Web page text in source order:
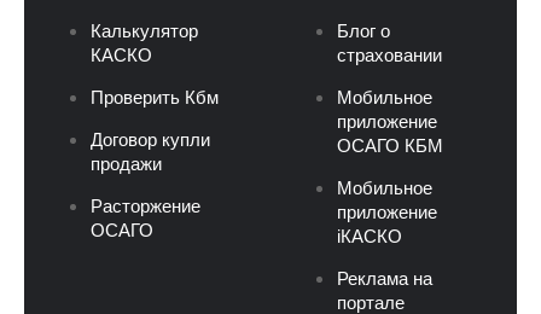
Калькулятор
КАСКО
Проверить Кбм
Договор купли
продажи
Расторжение
ОСАГО
Блог о
страховании
Мобильное
приложение
ОСАГО КБМ
Мобильное
приложение
iКАСКО
Реклама на
портале